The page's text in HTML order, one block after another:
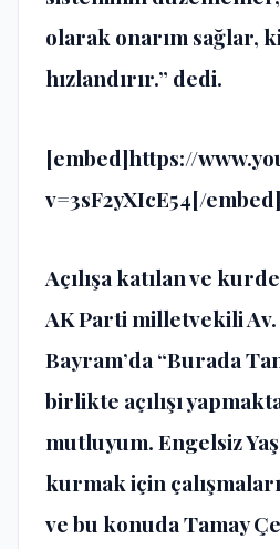
olarak onarım sağlar,
hızlandırır.” dedi.
[embed]https://
v=3sF2yXIcE54[/embed]
Açılışa katılan ve
AK Parti milletvekili
Bayram’da “Burada
birlikte açılışı
mutluyum. Engelsiz
kurmak için
ve bu konuda Tamay